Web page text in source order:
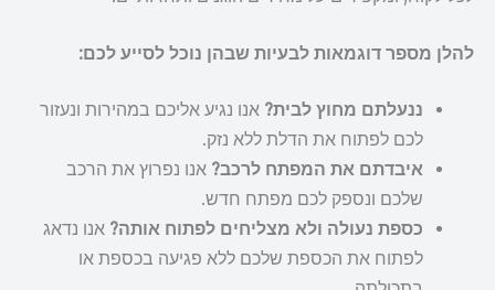
להלן מספר דוגמאות לבעיות שבהן נוכל לסייע לכם:
ננעלתם מחוץ לבית? אנו נגיע אליכם במהירות ונעזור
לכם לפתוח את הדלת ללא נזק.
איבדתם את המפתח לרכב? אנו נפרוץ את הרכב
שלכם ונספק לכם מפתח חדש.
כספת נעולה ולא מצליחים לפתוח אותה? אנו נדאג
לפתוח את הכספת שלכם ללא פגיעה בכספת או